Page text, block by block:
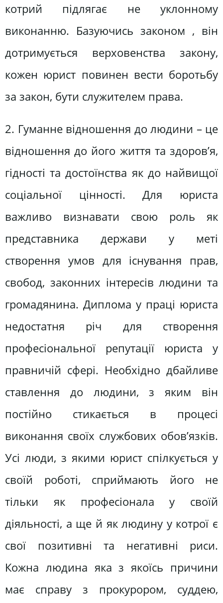
котрий підлягає не уклонному
виконанню. Базуючись законом , він
дотримується верховенства закону,
кожен юрист повинен вести боротьбу
за закон, бути служителем права.
2. Гуманне відношення до людини – це
відношення до його життя та здоров’я,
гідності та достоїнства як до найвищої
соціальної цінності. Для юриста
важливо визнавати свою роль як
представника держави у меті
створення умов для існування прав,
свобод, законних інтересів людини та
громадянина. Диплома у праці юриста
недостатня річ для створення
професіональної репутації юриста у
правничій сфері. Необхідно дбайливе
ставлення до людини, з яким він
постійно стикається в процесі
виконання своїх службових обов’язків.
Усі люди, з якими юрист спілкується у
своїй роботі, сприймають його не
тільки як професіонала у своїй
діяльності, а ще й як людину у котрої є
свої позитивні та негативні риси.
Кожна людина яка з якоїсь причини
має справу з прокурором, суддею,